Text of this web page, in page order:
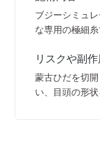
ブジーシミュ
な専用の極細
リスクや副作
蒙古ひだを切
い、目頭の形状